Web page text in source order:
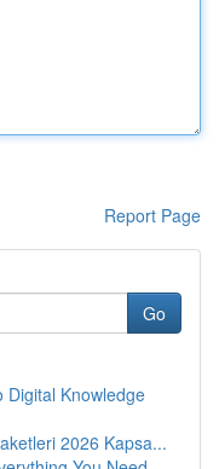
Report Page
Go
Digital Knowledge
2026 Kapsa...